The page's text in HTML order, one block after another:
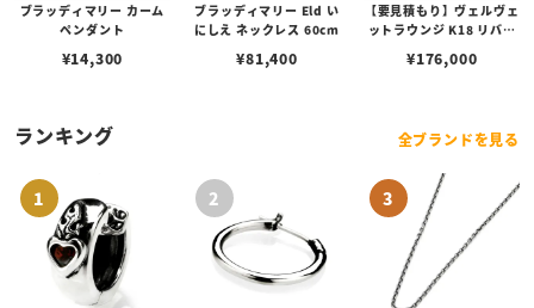
ブラッディマリー カーム
ペンダント
¥14,300
ブラッディマリー Eld い
にしえ ネックレス 60cm
¥81,400
【要見積もり】ヴェルヴェ
ットラウンジ K18 リバテ
ターコイズ
¥176,000
ランキング 全ブランドを見る